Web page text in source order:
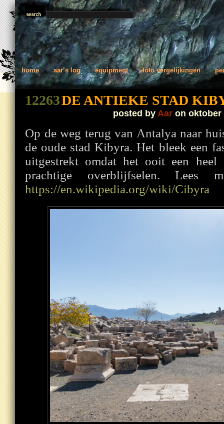
home aar’s log equipment foto vergelijkingen
12263DE ANTIEKE STAD
posted by Aaron oktober
Op de weg terug van Antalya naar
de oude stad Kibyra. Het bleek een
uitgestrekt omdat het ooit een
prachtige overblijfselen. Lees
https://en.wikipedia.org/wiki/Cibyra